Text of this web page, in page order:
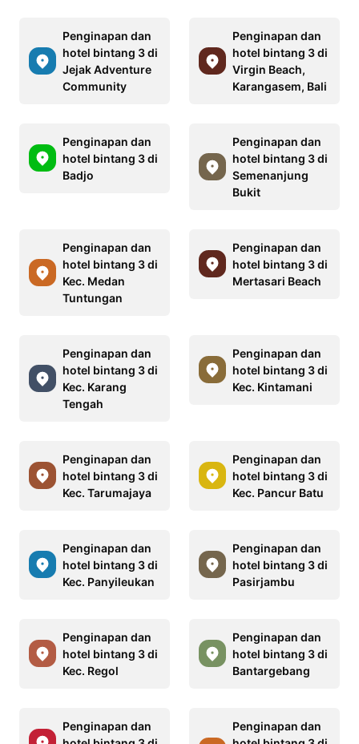
Penginapan dan
hotel bintang 3 di
Jejak Adventure
Community
Penginapan dan
hotel bintang 3 di
Virgin Beach,
Karangasem, Bali
Penginapan dan
hotel bintang 3 di
Badjo
Penginapan dan
hotel bintang 3 di
Semenanjung
Bukit
Penginapan dan
hotel bintang 3 di
Kec. Medan
Tuntungan
Penginapan dan
hotel bintang 3 di
Mertasari Beach
Penginapan dan
hotel bintang 3 di
Kec. Karang
Tengah
Penginapan dan
hotel bintang 3 di
Kec. Kintamani
Penginapan dan
hotel bintang 3 di
Kec. Tarumajaya
Penginapan dan
hotel bintang 3 di
Kec. Pancur Batu
Penginapan dan
hotel bintang 3 di
Kec. Panyileukan
Penginapan dan
hotel bintang 3 di
Pasirjambu
Penginapan dan
hotel bintang 3 di
Kec. Regol
Penginapan dan
hotel bintang 3 di
Bantargebang
Penginapan dan
Penginapan dan